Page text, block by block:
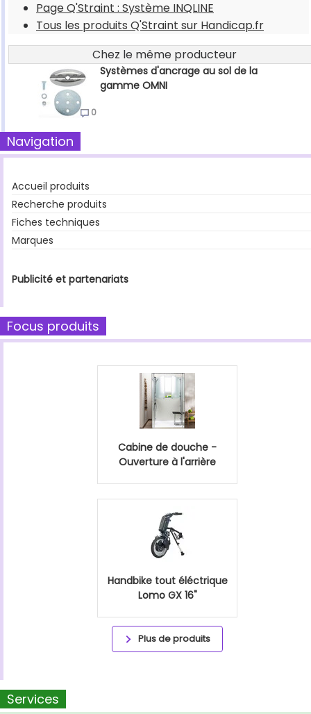
Page Q'Straint : Système INQLINE
Tous les produits Q'Straint sur Handicap.fr
Chez le même producteur
Systèmes d'ancrage au sol de la
gamme OMNI
0
Navigation
Accueil produits
Recherche produits
Fiches techniques
Marques
Publicité et partenariats
Focus produits
Cabine de douche -
Ouverture à l'arrière
Handbike tout éléctrique
Lomo GX 16"
Plus de produits
Services